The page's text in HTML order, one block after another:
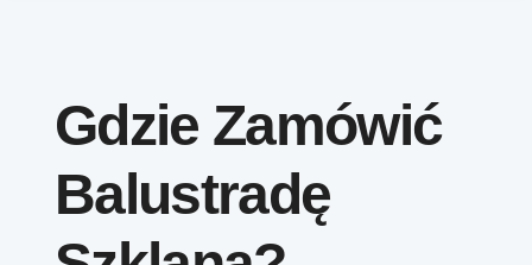
Gdzie Zamówić
Balustradę